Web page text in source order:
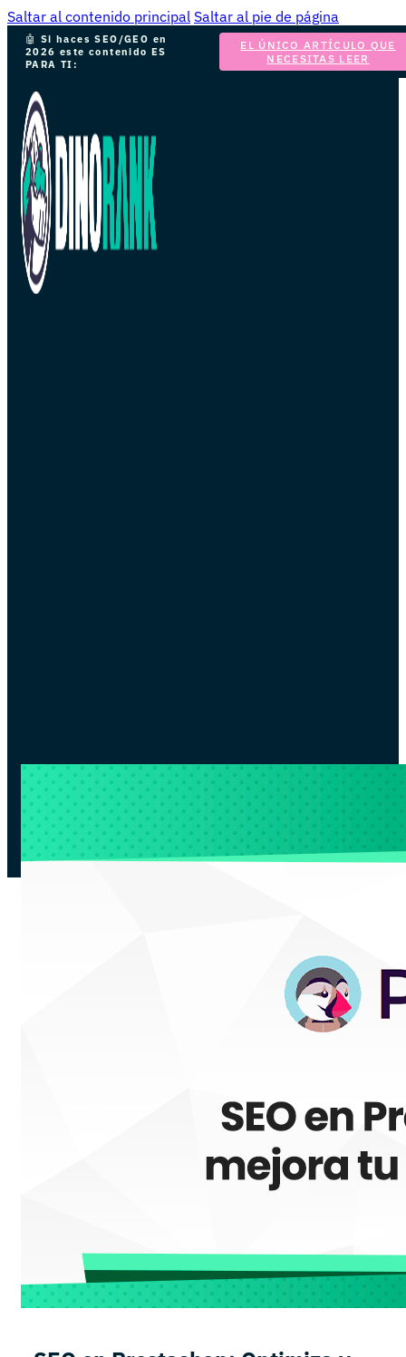
Saltar al contenido principal Saltar al pie de página
🤖 Si haces SEO/GEO en
2026 este contenido ES
PARA TI:
EL ÚNICO ARTÍCULO QUE
NECESITAS LEER